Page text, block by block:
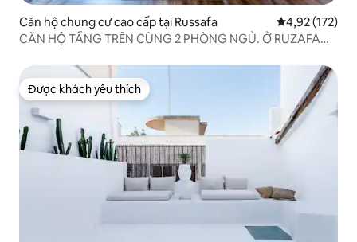
Căn hộ chung cư cao cấp tại Russafa Xếp hạng
4,92 (172)
CĂN HỘ TẦNG TRÊN CÙNG 2 PHÒNG NGỦ. Ở RUZAFA
Được khách yêu thích
Được khách yêu thích